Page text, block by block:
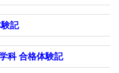
記
科 合格体験記